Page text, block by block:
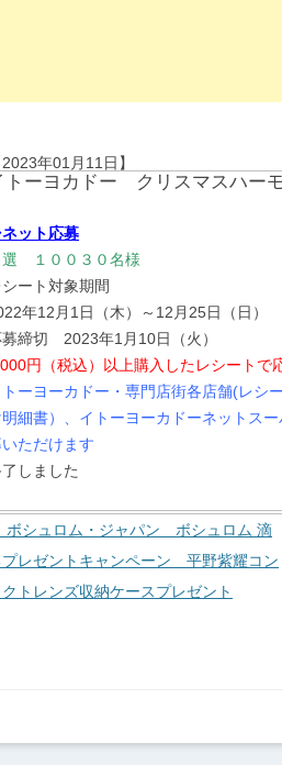
2023年01月11日】
トーヨカドー クリスマスハー
ット応募
選 １００３０名様
シート対象期間
年12月1日（木）～12月25日（日）
募締切 2023年1月10日（火）
円（税込）以上購入したレシートで
トーヨーカドー・専門店街各店舗(レシ
明細書）、イトーヨーカドーネットス
ただけます
しました
ボシュロム・ジャパン ボシュロム 滴
プレゼントキャンペーン 平野紫耀コン
クトレンズ収納ケースプレゼント